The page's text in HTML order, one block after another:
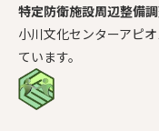
特定防衛施設周辺整備
小川文化センターアピ
ています。